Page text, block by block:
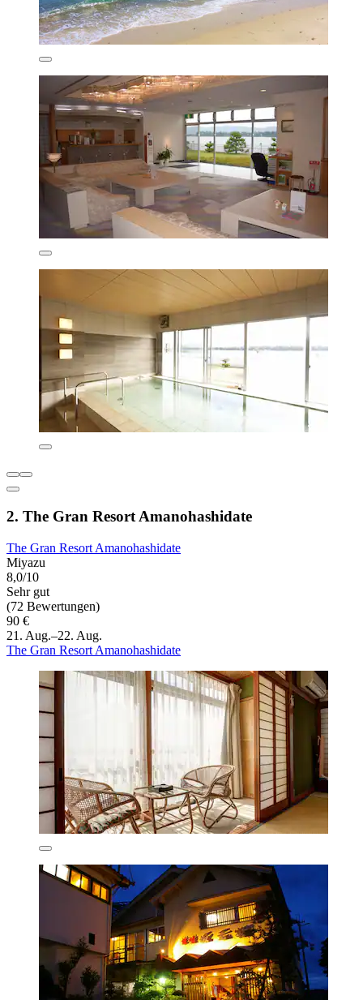
2. The Gran Resort Amanohashidate
The Gran Resort Amanohashidate
Miyazu
8,0/10
Sehr gut
(72 Bewertungen)
90 €
21. Aug.–22. Aug.
The Gran Resort Amanohashidate